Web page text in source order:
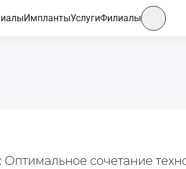
ИмплантыУслугиФилиалы
Оптимальное сочетание